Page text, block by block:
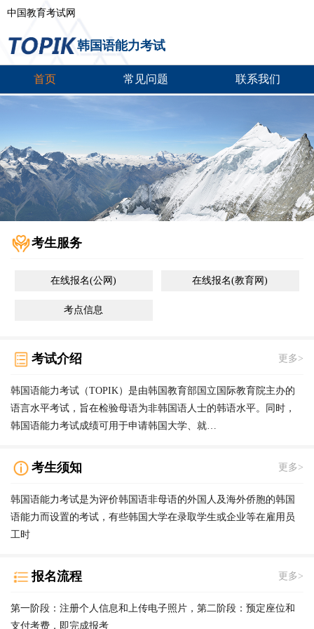
中国教育考试网
韩国语能力考试
首页 常见问题 联系我们
考生服务
在线报名(公网) 在线报名(教育网)
考点信息
考试介绍 更多>
韩国语能力考试（TOPIK）是由韩国教育部国立国际教育院主办的
语言水平考试，旨在检验母语为非韩国语人士的韩语水平。同时，
韩国语能力考试成绩可用于申请韩国大学、就…
考生须知 更多>
韩国语能力考试是为评价韩国语非母语的外国人及海外侨胞的韩国
语能力而设置的考试，有些韩国大学在录取学生或企业等在雇用员
工时
报名流程 更多>
第一阶段：注册个人信息和上传电子照片，第二阶段：预定座位和
支付考费，即完成报考